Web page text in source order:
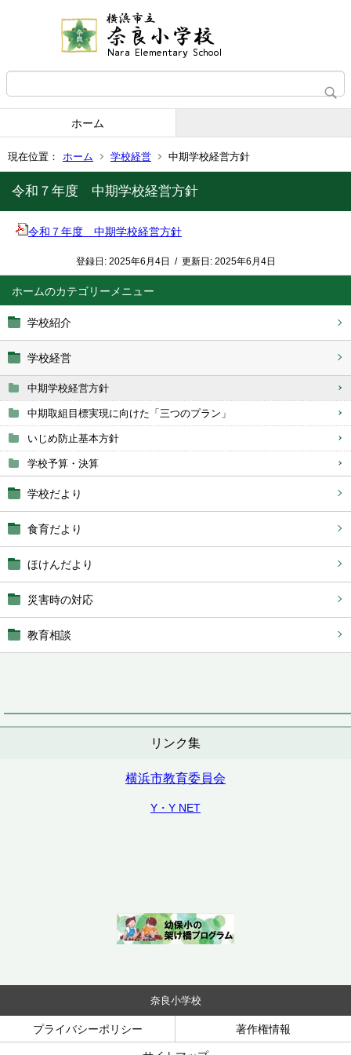
ホーム
現在位置： ホーム 学校経営 中期学校経営方針
ホーム
学校紹介
学校経営
中期学校経営方針
中期取組目標実現に向けた「三つのプラン」
いじめ防止基本方針
学校予算・決算
学校だより
食育だより
ほけんだより
災害時の対応
教育相談
リンク集
横浜市教育委員会
Y・Y NET
令和７年度 中期学校経営方針
令和７年度 中期学校経営方針
登録日: 2025年6月4日 / 更新日: 2025年6月4日
奈良小学校
プライバシーポリシー 著作権情報